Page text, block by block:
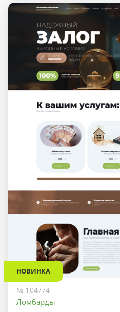
НОВИНКА
№ 104774
Ломбарды